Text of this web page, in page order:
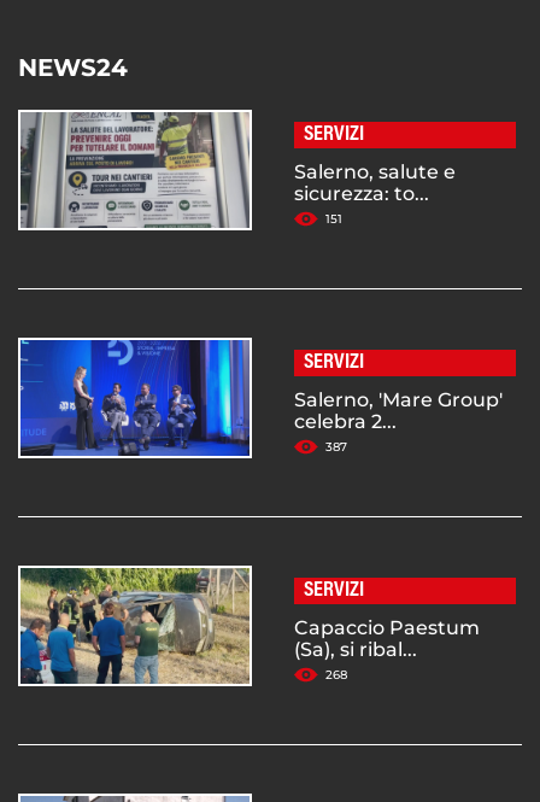
NEWS24
SERVIZI
Salerno, salute e
sicurezza: to...
151
SERVIZI
Salerno, 'Mare Group'
celebra 2...
387
SERVIZI
Capaccio Paestum
(Sa), si ribal...
268